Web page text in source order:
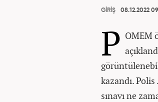
GİRİŞ 08.12.2022
P OMEM
kazandı.
sınavı ne